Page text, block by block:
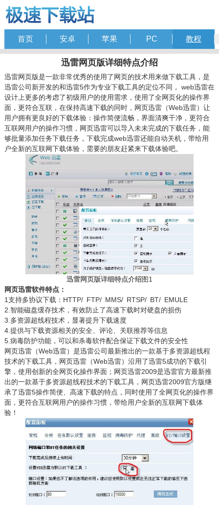
首页 安卓 苹果 PC 教程
迅雷网页版详细特点介绍
迅雷网页版是一款非常优秀的使用了网页的技术用来做下载工具，是
迅雷公司新开发的和迅雷5作为专业下载工具的定位不同， web迅雷在
设计上更多的考虑了初级用户的使用需求，使用了全网页化的操作界
面，更符合互联，在保持高速下载的同时，网页迅雷（Web迅雷）让
用户拥有更良好的下载体验：操作简便流畅，界面清爽干净，更符合
互联网用户的操作习惯，网页迅雷可以导入未未完成的下载任务，能
够批量添加任务下载任务，下载完成web迅雷还能自动关机，带给用
户全新的互联网下载体验，需要的朋友赶紧来下载体验吧。
迅雷网页版详细特点介绍图1
网页迅雷软件特点：
1支持多协议下载：HTTP/ FTP/ MMS/ RTSP/ BT/ EMULE
2.智能磁盘缓存技术，有效防止了高速下载时对硬盘的损伤
3.多资源超线程技术，显著提升下载速度
4.提供与下载资源相关的安全、评论、关联推荐等信息
5.病毒防护功能，可以和杀毒软件配合保证下载文件的安全性
网页迅雷（Web迅雷）是迅雷公司最新推出的一款基于多资源超线程
技术的下载工具，网页迅雷（Web迅雷）沿用了迅雷5成功的下载引
擎，使用创新的全网页化操作界面；网页迅雷2009是迅雷官方最新推
出的一款基于多资源超线程技术的下载工具，网页迅雷2009官方版继
承了迅雷5操作简便、高速下载的特点，同时使用了全网页化的操作界
面，更符合互联网用户的操作习惯，带给用户全新的互联网下载体
验！